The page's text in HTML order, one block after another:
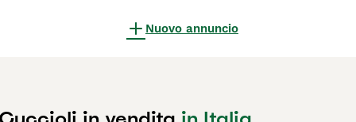
Nuovo annuncio